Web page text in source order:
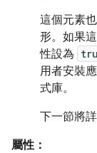
這個元素
形。如果
性設為
用者安裝
式庫。
下一節將
屬性：